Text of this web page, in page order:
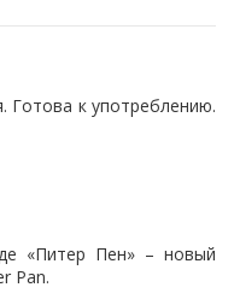
Готова к употреблению.
«Питер Пен» – новый
Pan.